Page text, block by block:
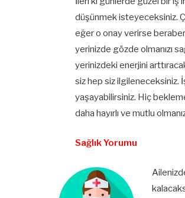
düşünmek isteyeceksiniz.
eğer o onay verirse
yerinizde gözde olmanızı
yerinizdeki enerjini
siz hep siz ilgileneceksiniz.
yaşayabilirsiniz. Hiç
daha hayırlı ve mutlu
Sağlık Yorumu